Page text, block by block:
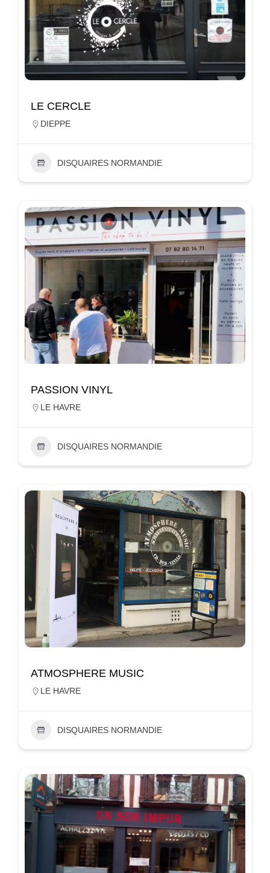
LE CERCLE
DIEPPE
DISQUAIRES NORMANDIE
PASSION VINYL
LE HAVRE
DISQUAIRES NORMANDIE
ATMOSPHERE MUSIC
LE HAVRE
DISQUAIRES NORMANDIE